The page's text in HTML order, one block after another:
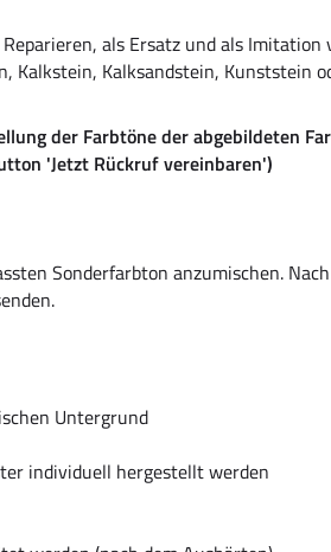
als Ersatz und als
Kalkstein, Kalksandstein,
der Farbtöne der abgebildeten
'Jetzt Rückruf vereinbaren')
Sonderfarbton anzumischen.
Untergrund
individuell hergestellt werden